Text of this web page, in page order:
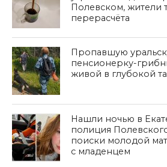
Полевском, жители
перерасчёта
Пропавшую
пенсионерку-
живой в глубокой
Нашли ночью в
полиция
поиски молодой
с младенцем